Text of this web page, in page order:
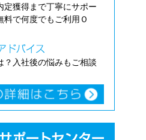
定獲得まで丁寧にサポー
料で何度でもご利用Ｏ
？入社後の悩みもご相談